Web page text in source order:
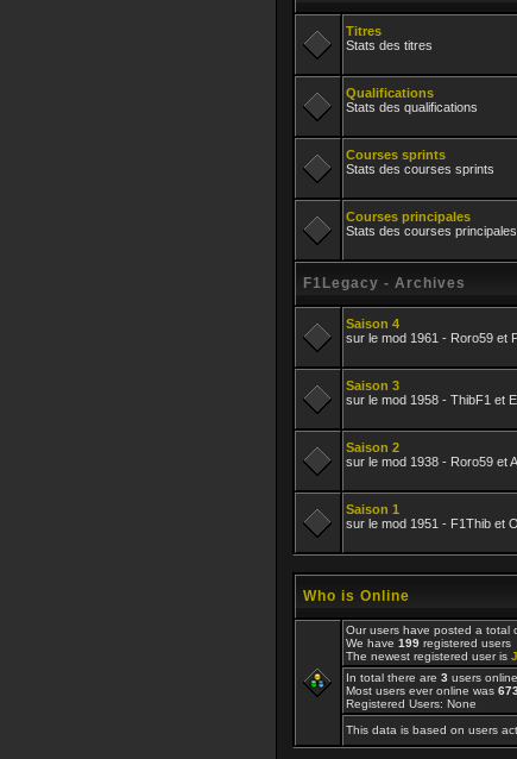
Titres
Stats des titres
Qualifications
Stats des qualifications
Courses sprints
Stats des courses sprints
Courses principales
Stats des courses principales
F1Legacy - Archives
Saison 4
sur le mod 1961 - Roro59 et
Saison 3
sur le mod 1958 - ThibF1 et
Saison 2
sur le mod 1938 - Roro59 et
Saison 1
sur le mod 1951 - F1Thib et
Who is Online
Our users have posted a total
We have 199 registered users
The newest registered user is
In total there are 3 users
Most users ever online was
Registered Users: None
This data is based on users